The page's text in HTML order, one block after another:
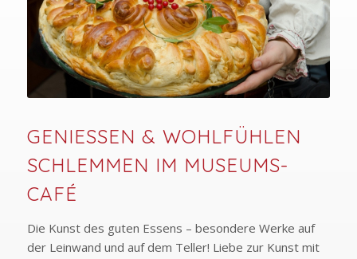
GENIESSEN & WOHLFÜHLEN
SCHLEMMEN IM MUSEUMS-
CAFÉ
Die Kunst des guten Essens – besondere Werke auf
der Leinwand und auf dem Teller! Liebe zur Kunst mit